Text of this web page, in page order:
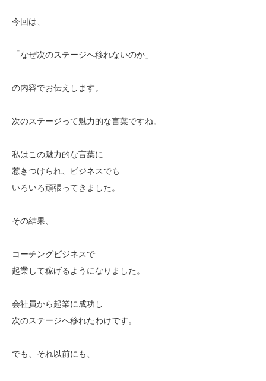
今回は、
「なぜ次のステージへ移れないのか」
の内容でお伝えします。
次のステージって魅力的な言葉ですね。
私はこの魅力的な言葉に
惹きつけられ、ビジネスでも
いろいろ頑張ってきました。
その結果、
コーチングビジネスで
起業して稼げるようになりました。
会社員から起業に成功し
次のステージへ移れたわけです。
でも、それ以前にも、